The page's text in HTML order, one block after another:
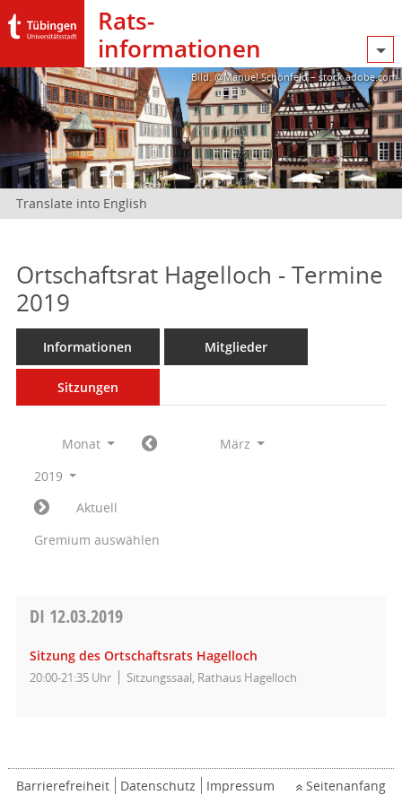
Rats­
informationen
Bild: @Manuel Schönfeld – stock.adobe.com
Translate into English
Ortschaftsrat Hagelloch - Termine
2019
Informationen Mitglieder
Sitzungen
Monat
März
2019
Aktuell
Gremium auswählen
DI 12.03.2019
Sitzung des Ortschaftsrats Hagelloch
20:00-21:35 Uhr Sitzungssaal, Rathaus Hagelloch
Barrierefreiheit Datenschutz Impressum Seitenanfang